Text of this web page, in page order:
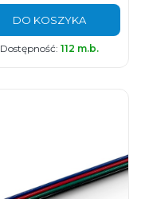
DO KOSZYKA
Dostępność: 112 m.b.